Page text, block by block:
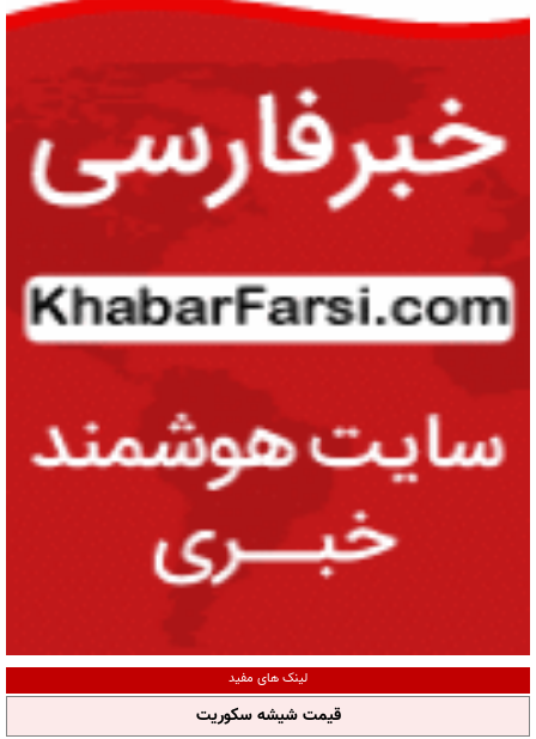
لینک های مفید
قیمت شیشه سکوریت